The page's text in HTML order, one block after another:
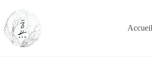
contenu
Accueil